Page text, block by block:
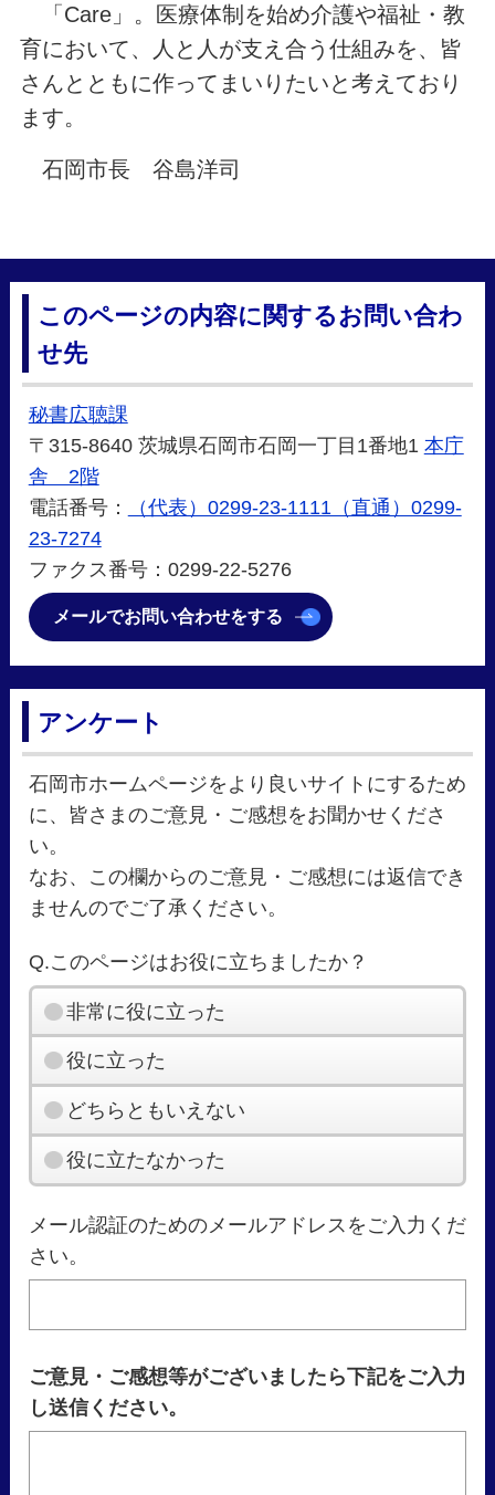
「Care」。医療体制を始め介護や福祉・教
育において、人と人が支え合う仕組みを、皆
さんとともに作ってまいりたいと考えており
ます。
石岡市長 谷島洋司
このページの内容に関するお問い合わ
せ先
秘書広聴課
〒315-8640 茨城県石岡市石岡一丁目1番地1 本庁
舎 2階
電話番号：
（代表）0299-23-1111（直通）0299-
23-7274
ファクス番号：0299-22-5276
メールでお問い合わせをする
アンケート
石岡市ホームページをより良いサイトにするため
に、皆さまのご意見・ご感想をお聞かせくださ
い。
なお、この欄からのご意見・ご感想には返信でき
ませんのでご了承ください。
Q.このページはお役に立ちましたか？
非常に役に立った
役に立った
どちらともいえない
役に立たなかった
メール認証のためのメールアドレスをご入力くだ
さい。
ご意見・ご感想等がございましたら下記をご入力
し送信ください。